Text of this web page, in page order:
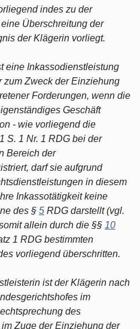
indes zu der
Überschreitung der
der Klägerin vorliegt.
eine Inkassodienstleistung
zum Zweck der Einziehung
Forderungen, wenn die
Geschäft
- wie vorliegend die
S. 1 Nr. 1 RDG bei der
Bereich der
darf sie aufgrund
in diesem
Inkassotätigkeit keine
des § 5 RDG darstellt (vgl.
allein durch die §§ 10
1 RDG bestimmten
vorliegend überschritten.
ist der Klägerin nach
im
des
Zuge der Einziehung der